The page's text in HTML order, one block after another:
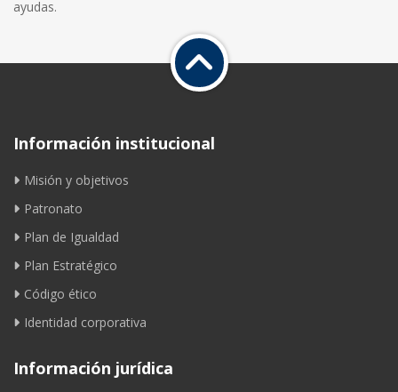
ayudas.
Información institucional
Misión y objetivos
Patronato
Plan de Igualdad
Plan Estratégico
Código ético
Identidad corporativa
Información jurídica